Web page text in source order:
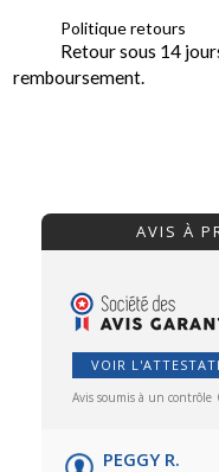
Politique retours
Retour sous 14
remboursement.
AVIS À
VOIR
Avis soumis à un contrôle
PEGGY R.